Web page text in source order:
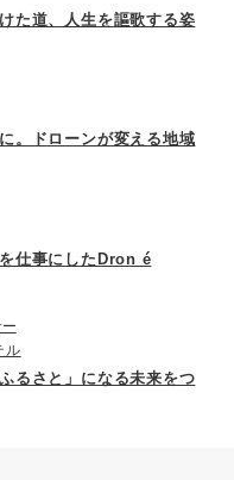
た道、人生を謳歌する姿
。ドローンが変える地域
仕事にしたDron é
ル
るさと」になる未来をつ